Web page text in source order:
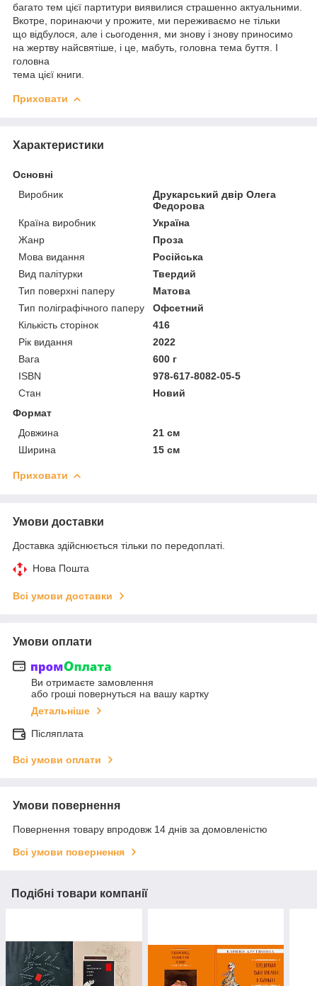
багато тем цієї партитури виявилися страшенно актуальними.
Вкотре, поринаючи у прожите, ми переживаємо не тільки
що відбулося, але і сьогодення, ми знову і знову приносимо
на жертву найсвятіше, і це, мабуть, головна тема буття. І
головна
тема цієї книги.
Приховати
Характеристики
Основні
Виробник
Друкарський двір Олега
Федорова
Країна виробник
Україна
Жанр
Проза
Мова видання
Російська
Вид палітурки
Твердий
Тип поверхні паперу
Матова
Тип поліграфічного паперу
Офсетний
Кількість сторінок
416
Рік видання
2022
Вага
600 г
ISBN
978-617-8082-05-5
Стан
Новий
Формат
Довжина
21 см
Ширина
15 см
Приховати
Умови доставки
Доставка здійснюється тільки по передоплаті.
Нова Пошта
Всі умови доставки
Умови оплати
Ви отримаєте замовлення
або гроші повернуться на вашу картку
Детальніше
Післяплата
Всі умови оплати
Умови повернення
Повернення товару впродовж 14 днів за домовленістю
Всі умови повернення
Подібні товари компанії